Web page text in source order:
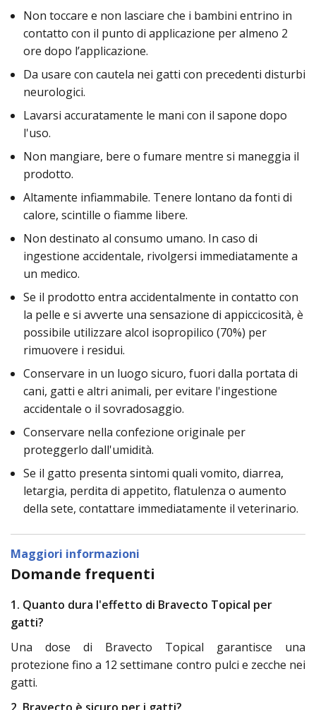
Non toccare e non lasciare che i bambini entrino in
contatto con il punto di applicazione per almeno 2
ore dopo l’applicazione.
Da usare con cautela nei gatti con precedenti disturbi
neurologici.
Lavarsi accuratamente le mani con il sapone dopo
l'uso.
Non mangiare, bere o fumare mentre si maneggia il
prodotto.
Altamente infiammabile. Tenere lontano da fonti di
calore, scintille o fiamme libere.
Non destinato al consumo umano. In caso di
ingestione accidentale, rivolgersi immediatamente a
un medico.
Se il prodotto entra accidentalmente in contatto con
la pelle e si avverte una sensazione di appiccicosità, è
possibile utilizzare alcol isopropilico (70%) per
rimuovere i residui.
Conservare in un luogo sicuro, fuori dalla portata di
cani, gatti e altri animali, per evitare l'ingestione
accidentale o il sovradosaggio.
Conservare nella confezione originale per
proteggerlo dall'umidità.
Se il gatto presenta sintomi quali vomito, diarrea,
letargia, perdita di appetito, flatulenza o aumento
della sete, contattare immediatamente il veterinario.
Maggiori informazioni
Domande frequenti
1. Quanto dura l'effetto di Bravecto Topical per
gatti?
Una dose di Bravecto Topical garantisce una
protezione fino a 12 settimane contro pulci e zecche nei
gatti.